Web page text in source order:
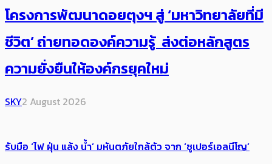
โครงการพัฒนาดอยตุงฯ สู่ ‘มหาวิทยาลัยที่มี
ชีวิต’ ถ่ายทอดองค์ความรู้ ส่งต่อหลักสูตร
ความยั่งยืนให้องค์กรยุคใหม่
SKY2 August 2026
รับมือ ‘ไฟ ฝุ่น แล้ง น้ำ’ มหันตภัยใกล้ตัว จาก ‘ซูเปอร์เอลนีโญ’